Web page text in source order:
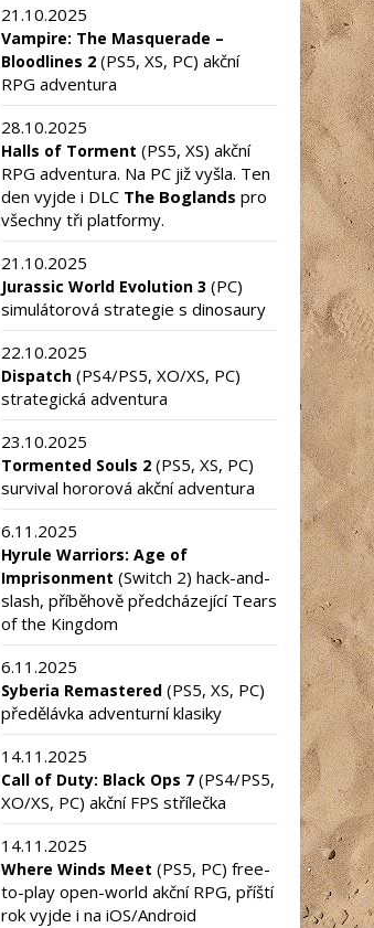
21.10.2025
Vampire: The Masquerade –
Bloodlines 2 (PS5, XS, PC) akční
RPG adventura
28.10.2025
Halls of Torment (PS5, XS) akční
RPG adventura. Na PC již vyšla. Ten
den vyjde i DLC The Boglandspro
všechny tři platformy.
21.10.2025
Jurassic World Evolution 3 (PC)
simulátorová strategie s dinosaury
22.10.2025
Dispatch (PS4/PS5, XO/XS, PC)
strategická adventura
23.10.2025
Tormented Souls 2 (PS5, XS, PC)
survival hororová akční adventura
6.11.2025
Hyrule Warriors: Age of
Imprisonment (Switch 2) hack-and-
slash, příběhově předcházející Tears
of the Kingdom
6.11.2025
Syberia Remastered (PS5, XS, PC)
předělávka adventurní klasiky
14.11.2025
Call of Duty: Black Ops 7 (PS4/PS5,
XO/XS, PC) akční FPS střílečka
14.11.2025
Where Winds Meet (PS5, PC) free-
to-play open-world akční RPG, příští
rok vyjde i na iOS/Android